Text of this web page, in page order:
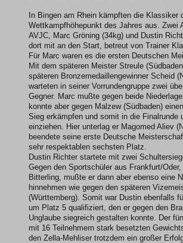
In Bingen am Rhein kämpften die Klassiker
Wettkampfhöhepunkt des Jahres aus. Zwei
AVJC, Marc Gröning (34kg) und Dustin
dort mit an den Start, betreut von Trainer
Für Marc waren es die ersten Deutschen
Mit dem späteren Meister Streule
späteren Bronzemedaillengewinner Scheid
warteten in seiner Vorrundengruppe zwei
Gegner. Marc mußte gegen beide
konnte aber gegen Malzew (Südbaden)
Sieg erkämpfen und somit in die Finalrunde
einziehen. Hier unterlag er Magomed Aliev
beendete seine erste Deutsche
sehr respektablen sechsten Platz.
Dustin Richter startete mit zwei
Gegen den Sportschüler aus Frankfurt/Oder,
Bitterling, mußte er dann aber ebenso eine
hinnehmen wie gegen den späteren
(Württemberg). Somit war Dustin ebenfalls
um Platz 5 qualifiziert, den er gegen den
Unglaube siegreich gestalten konnte. Der
mit 16 Teilnehmern stark besetzten
den Zella-Mehliser trotzdem ein großer